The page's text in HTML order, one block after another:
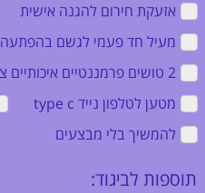
אזעקת חירום להגנה אישית ‏
מעיל חד פעמי לגשם בהפתעה ‏
2 טושים פרמננטיים איכותיים צבע אקראי מהמלאי ‏
מטען לטלפון נייד type c ‏
להמשיך בלי מבצעים
תוספות לביגוד: